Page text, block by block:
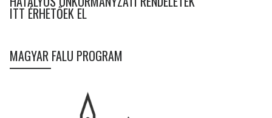
ITT ÉRHETŐEK EL
MAGYAR FALU PROGRAM